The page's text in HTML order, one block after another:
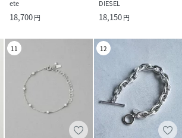
ete
18,700円
DIESEL
18,150円
11 12